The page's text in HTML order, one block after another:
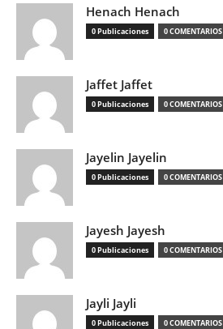
Henach Henach
0 Publicaciones 0 COMENTARIOS
Jaffet Jaffet
0 Publicaciones 0 COMENTARIOS
Jayelin Jayelin
0 Publicaciones 0 COMENTARIOS
Jayesh Jayesh
0 Publicaciones 0 COMENTARIOS
Jayli Jayli
0 Publicaciones 0 COMENTARIOS